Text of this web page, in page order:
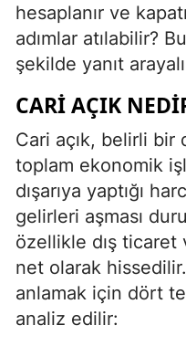
hesaplanır ve
adımlar atılabilir?
şekilde yanıt
CARI AÇIK
Cari açık, belirli bir
toplam ekonomik
dışarıya yaptığı
gelirleri aşması
özellikle dış ticaret
net olarak hissedilir.
anlamak için dört
analiz edilir: